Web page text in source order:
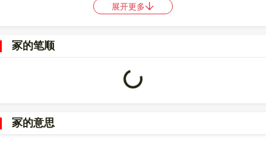
BMSO，五笔是PEYU ,PGEY
，10进制：20898，UTF-32：
000051A2，UTF-8：E5 86 A2。
展开更多
冢的笔顺
Loading...
冢的意思